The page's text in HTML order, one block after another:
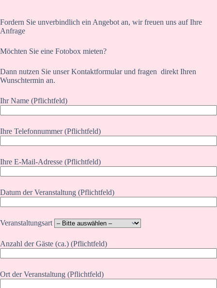
Fordern Sie unverbindlich ein Angebot an, wir freuen uns auf Ihre
Anfrage
Möchten Sie eine Fotobox mieten?
Dann nutzen Sie unser Kontaktformular und fragen direkt Ihren
Wunschtermin an.
Ihr Name (Pflichtfeld)
Ihre Telefonnummer (Pflichtfeld)
Ihre E-Mail-Adresse (Pflichtfeld)
Datum der Veranstaltung (Pflichtfeld)
Veranstaltungsart
Anzahl der Gäste (ca.) (Pflichtfeld)
Ort der Veranstaltung (Pflichtfeld)